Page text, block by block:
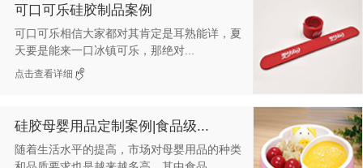
可口可乐硅胶制品案例
可口可乐相信大家都对其肯定是耳熟能详，夏
天要是能来一口冰镇可乐，那绝对...
点击查看详细
硅胶母婴用品定制案例|食品级...
随着生活水平的提高，市场对母婴用品的种类